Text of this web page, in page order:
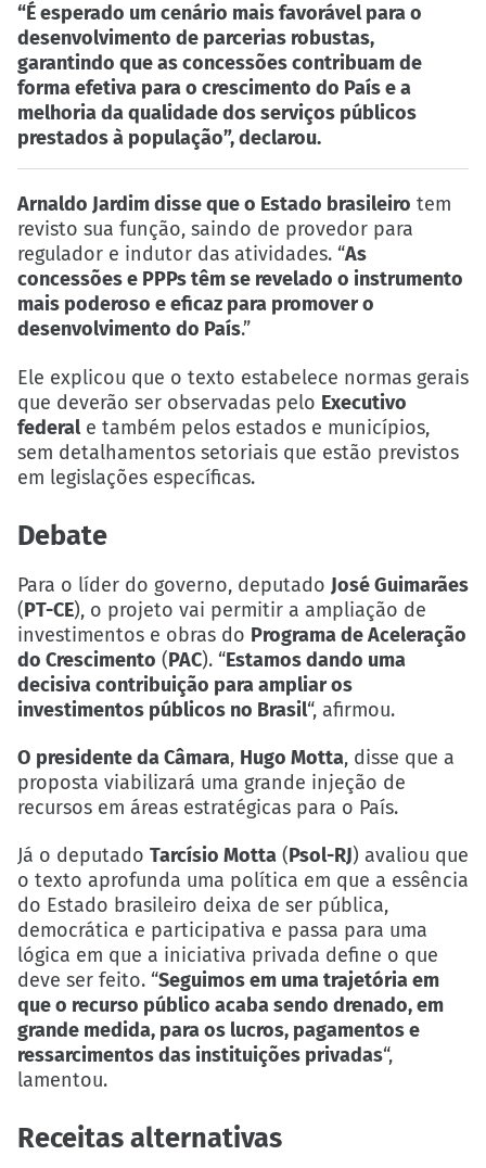
“É esperado um cenário mais favorável para o
desenvolvimento de parcerias robustas,
garantindo que as concessões contribuam de
forma efetiva para o crescimento do País e a
melhoria da qualidade dos serviços públicos
prestados à população”, declarou.
Arnaldo Jardim disse que o Estado brasileiro tem
revisto sua função, saindo de provedor para
regulador e indutor das atividades. “As
concessões e PPPs têm se revelado o instrumento
mais poderoso e eficaz para promover o
desenvolvimento do País.”
Ele explicou que o texto estabelece normas gerais
que deverão ser observadas pelo Executivo
federale também pelos estados e municípios,
sem detalhamentos setoriais que estão previstos
em legislações específicas.
Debate
Para o líder do governo, deputado José Guimarães
(PT-CE), o projeto vai permitir a ampliação de
investimentos e obras do Programa de Aceleração
do Crescimento (PAC). “Estamos dando uma
decisiva contribuição para ampliar os
investimentos públicos no Brasil“, afirmou.
O presidente da Câmara, Hugo Motta, disse que a
proposta viabilizará uma grande injeção de
recursos em áreas estratégicas para o País.
Já o deputado Tarcísio Motta (Psol-RJ) avaliou que
o texto aprofunda uma política em que a essência
do Estado brasileiro deixa de ser pública,
democrática e participativa e passa para uma
lógica em que a iniciativa privada define o que
deve ser feito. “Seguimos em uma trajetória em
que o recurso público acaba sendo drenado, em
grande medida, para os lucros, pagamentos e
ressarcimentos das instituições privadas“,
lamentou.
Receitas alternativas